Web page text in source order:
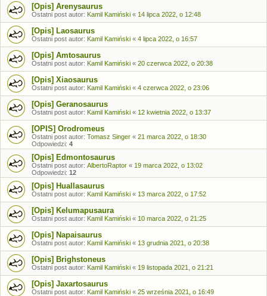
[Opis] Arenysaurus
Ostatni post autor: Kamil Kamiński « 14 lipca 2022, o 12:48
[Opis] Laosaurus
Ostatni post autor: Kamil Kamiński « 4 lipca 2022, o 16:57
[Opis] Amtosaurus
Ostatni post autor: Kamil Kamiński « 20 czerwca 2022, o 20:38
[Opis] Xiaosaurus
Ostatni post autor: Kamil Kamiński « 4 czerwca 2022, o 23:06
[Opis] Geranosaurus
Ostatni post autor: Kamil Kamiński « 12 kwietnia 2022, o 13:37
[OPIS] Orodromeus
Ostatni post autor: Tomasz Singer « 21 marca 2022, o 18:30
Odpowiedzi: 4
[Opis] Edmontosaurus
Ostatni post autor: AlbertoRaptor « 19 marca 2022, o 13:02
Odpowiedzi: 12
[Opis] Huallasaurus
Ostatni post autor: Kamil Kamiński « 13 marca 2022, o 17:52
[Opis] Kelumapusaura
Ostatni post autor: Kamil Kamiński « 10 marca 2022, o 21:25
[Opis] Napaisaurus
Ostatni post autor: Kamil Kamiński « 13 grudnia 2021, o 20:38
[Opis] Brighstoneus
Ostatni post autor: Kamil Kamiński « 19 listopada 2021, o 21:21
[Opis] Jaxartosaurus
Ostatni post autor: Kamil Kamiński « 25 września 2021, o 16:49